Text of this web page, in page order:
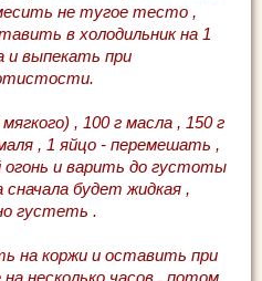
не тугое тесто ,
в холодильник на 1
и выпекать при
, 100 г масла , 150 г
, 1 яйцо - перемешать ,
и варить до густоты
будет жидкая ,
густеть .
на коржи и оставить при